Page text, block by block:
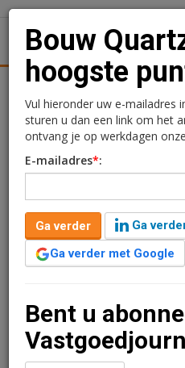
Uitgelicht
Bouw
hoogste punt
John Kerkhoven
3
5 jaar geleden aangepast
Op een van de meest
icoon heeft haar hoogste
gevierd met het hijsen van
van architecten, aannemer
Bouw
hoogste
Vul hieronder uw e-mailadres
sturen u dan een link om het
ontvang je op werkdagen
E-mailadres*:
Ga verder
Ga
Ga verder met Google
Bent u